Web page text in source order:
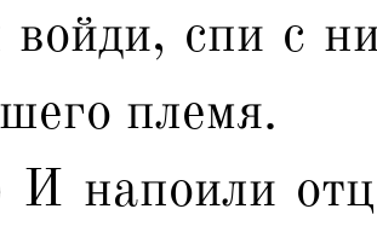
спи с
племя.
И напоили